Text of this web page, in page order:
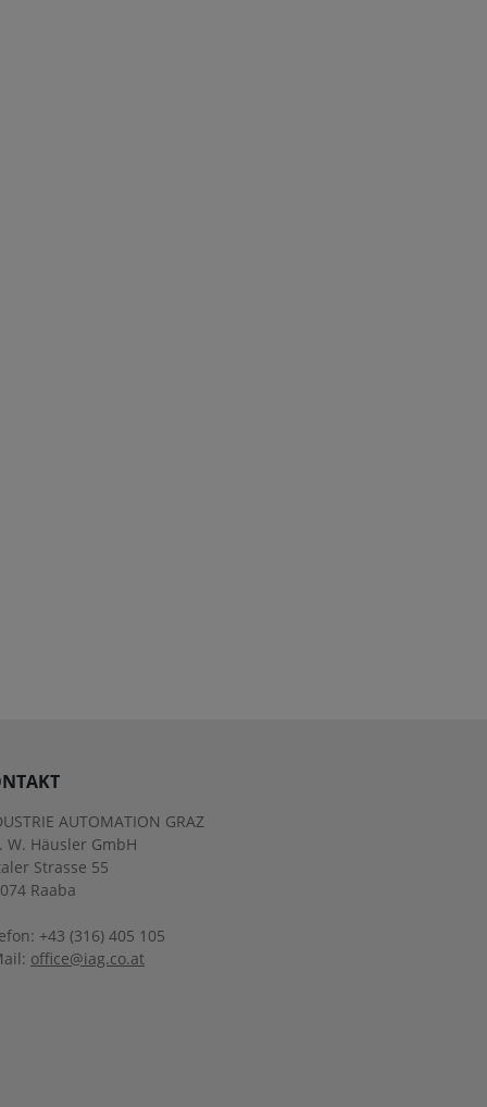
AUTOMATION GRAZ
W. Häusler GmbH
Strasse 55
Raaba
+43 (316) 405 105
office@iag.co.at